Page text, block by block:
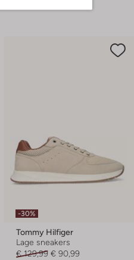
-30%
Tommy Hilfiger
Lage sneakers
€ 129,99 € 90,99